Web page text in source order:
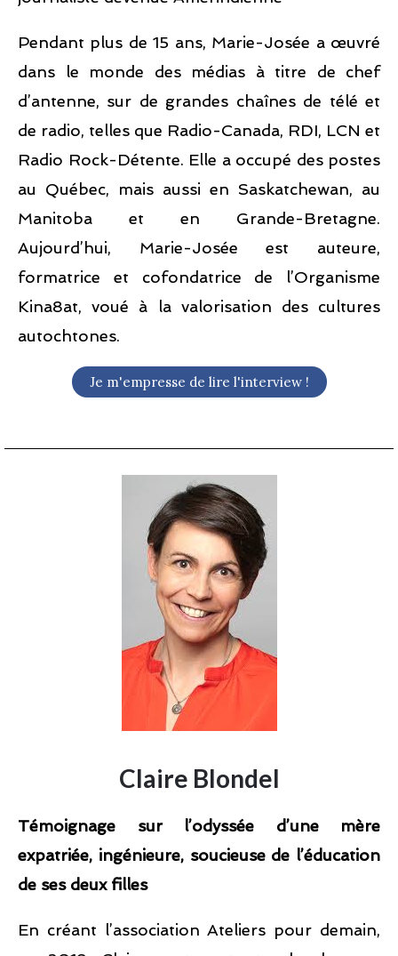
Pendant plus de 15 ans, Marie-Josée a œuvré
dans le monde des médias à titre de chef
d’antenne, sur de grandes chaînes de télé et
de radio, telles que Radio-Canada, RDI, LCN et
Radio Rock-Détente. Elle a occupé des postes
au Québec, mais aussi en Saskatchewan, au
Manitoba et en Grande-Bretagne.
Aujourd’hui, Marie-Josée est auteure,
formatrice et cofondatrice de l’Organisme
Kina8at, voué à la valorisation des cultures
autochtones.
Je m'empresse de lire l'interview !
Claire Blondel
Témoignage sur l’odyssée d’une mère
expatriée, ingénieure, soucieuse de l’éducation
de ses deux filles
En créant l’association Ateliers pour demain,